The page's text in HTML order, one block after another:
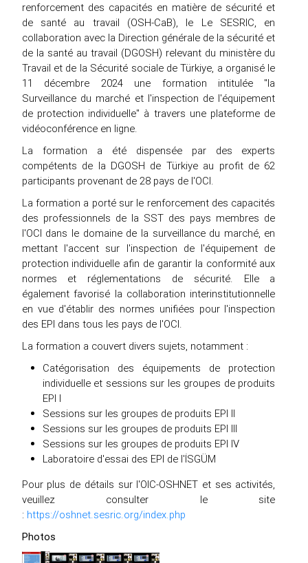
renforcement des capacités en matière de sécurité et
de santé au travail (OSH-CaB), le Le SESRIC, en
collaboration avec la Direction générale de la sécurité et
de la santé au travail (DGOSH) relevant du ministère du
Travail et de la Sécurité sociale de Türkiye, a organisé le
11 décembre 2024 une formation intitulée "la
Surveillance du marché et l'inspection de l'équipement
de protection individuelle" à travers une plateforme de
vidéoconférence en ligne.
La formation a été dispensée par des experts
compétents de la DGOSH de Türkiye au profit de 62
participants provenant de 28 pays de l'OCI.
La formation a porté sur le renforcement des capacités
des professionnels de la SST des pays membres de
l'OCI dans le domaine de la surveillance du marché, en
mettant l'accent sur l'inspection de l'équipement de
protection individuelle afin de garantir la conformité aux
normes et réglementations de sécurité. Elle a
également favorisé la collaboration interinstitutionnelle
en vue d'établir des normes unifiées pour l'inspection
des EPI dans tous les pays de l'OCI.
La formation a couvert divers sujets, notamment :
Catégorisation des équipements de protection
individuelle et sessions sur les groupes de produits
EPI I
Sessions sur les groupes de produits EPI II
Sessions sur les groupes de produits EPI III
Sessions sur les groupes de produits EPI IV
Laboratoire d'essai des EPI de l'İSGÜM
Pour plus de détails sur l'OIC-OSHNET et ses activités,
veuillez consulter le site
: https://oshnet.sesric.org/index.php
Photos